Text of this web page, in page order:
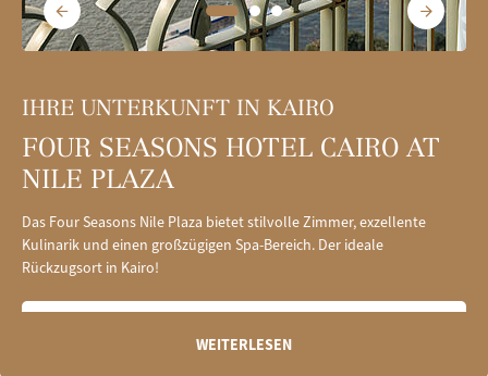
IHRE UNTERKUNFT IN KAIRO
FOUR SEASONS HOTEL CAIRO AT
NILE PLAZA
Das Four Seasons Nile Plaza bietet stilvolle Zimmer, exzellente
Kulinarik und einen großzügigen Spa-Bereich. Der ideale
Rückzugsort in Kairo!
WHY WE LOVE ITWEITERLESEN